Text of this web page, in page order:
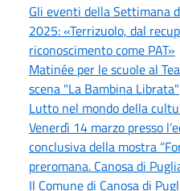
Gli eventi della Settimana
2025: «Terrizuolo, dal
riconoscimento come PAT»
Matinée per le scuole al
scena "La Bambina Librata"
Lutto nel mondo della
Venerdì 14 marzo presso
conclusiva della mostra
preromana. Canosa di
Il Comune di Canosa di